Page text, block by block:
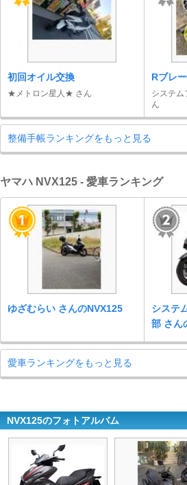
初回オイル交換
★メトロン星人★ さん
Rブレ
システム
ん
整備手帳ランキングをもっと見る
ヤマハ NVX125 - 愛車ランキング
ゆざむらい さんのNVX125
システ
部 さん
愛車ランキングをもっと見る
NVX125のフォトアルバム